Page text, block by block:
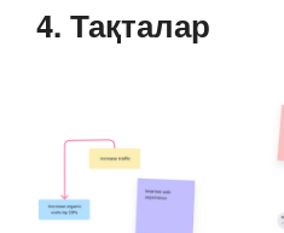
4. Тақталар